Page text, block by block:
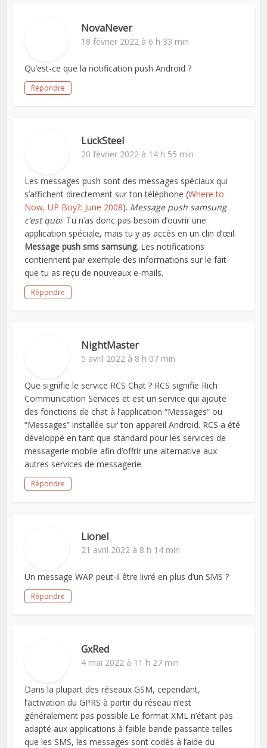
NovaNever
18 février 2022 à 6 h 33 min
Qu’est-ce que la notification push Android ?
Répondre
LuckSteel
20 février 2022 à 14 h 55 min
Les messages push sont des messages spéciaux qui
s’affichent directement sur ton téléphone (Where to
Now, UP Boy?: June 2008). Message push samsung
c’est quoi. Tu n’as donc pas besoin d’ouvrir une
application spéciale, mais tu y as accès en un clin d’œil.
Message push sms samsung. Les notifications
contiennent par exemple des informations sur le fait
que tu as reçu de nouveaux e-mails.
Répondre
NightMaster
5 avril 2022 à 8 h 07 min
Que signifie le service RCS Chat ? RCS signifie Rich
Communication Services et est un service qui ajoute
des fonctions de chat à l’application “Messages” ou
“Messages” installée sur ton appareil Android. RCS a été
développé en tant que standard pour les services de
messagerie mobile afin d’offrir une alternative aux
autres services de messagerie.
Répondre
Lionel
21 avril 2022 à 8 h 14 min
Un message WAP peut-il être livré en plus d’un SMS ?
Répondre
GxRed
4 mai 2022 à 11 h 27 min
Dans la plupart des réseaux GSM, cependant,
l’activation du GPRS à partir du réseau n’est
généralement pas possible.Le format XML n’étant pas
adapté aux applications à faible bande passante telles
que les SMS, les messages sont codés à l’aide du